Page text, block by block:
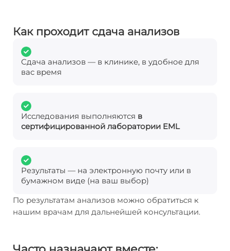
Как проходит сдача анализов
Сдача анализов — в клинике, в удобное для
вас время
Исследования выполняются в
сертифицированной лаборатории EML
Результаты — на электронную почту или в
бумажном виде (на ваш выбор)
По результатам анализов можно обратиться к
нашим врачам для дальнейшей консультации.